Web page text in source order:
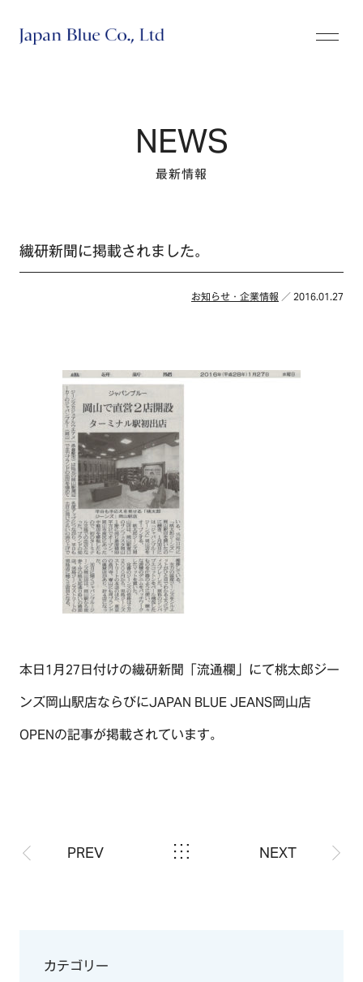
NEWS
最新情報
繊研新聞に掲載されました。
お知らせ・企業情報 ／ 2016.01.27
本日1月27日付けの繊研新聞「流通欄」にて桃太郎ジー
ンズ岡山駅店ならびにJAPAN BLUE JEANS岡山店
OPENの記事が掲載されています。
PREV NEXT
カテゴリー
TOP
会社概要
歴史・沿革
NEWS